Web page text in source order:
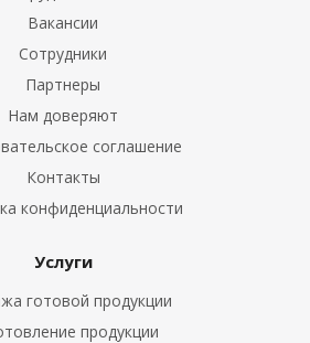
Вакансии
Сотрудники
Партнеры
Нам доверяют
соглашение
Контакты
конфиденциальности
Услуги
готовой продукции
продукции